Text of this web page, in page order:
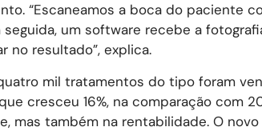
“Escaneamos a boca do paciente
um software recebe a
no resultado”, explica.
mil tratamentos do tipo foram
cresceu 16%, na comparação com
mas também na rentabilidade. O